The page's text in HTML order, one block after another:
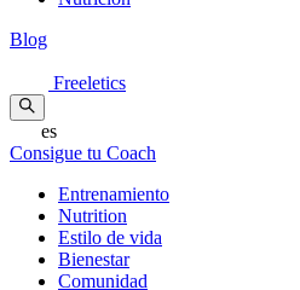
Blog
Freeletics
es
Consigue tu Coach
Entrenamiento
Nutrition
Estilo de vida
Bienestar
Comunidad